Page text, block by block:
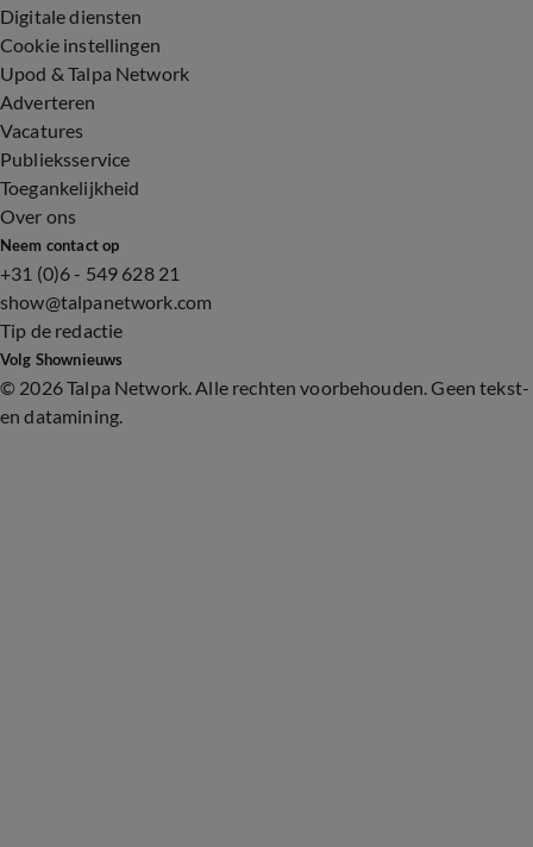
Digitale diensten
Cookie instellingen
Upod & Talpa Network
Adverteren
Vacatures
Publieksservice
Toegankelijkheid
Over ons
Neem contact op
+31 (0)6 - 549 628 21
show@talpanetwork.com
Tip de redactie
Volg Shownieuws
© 2026 Talpa Network. Alle rechten voorbehouden. Geen tekst-
en datamining.